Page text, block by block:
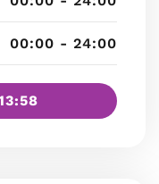
00:00 - 24:00